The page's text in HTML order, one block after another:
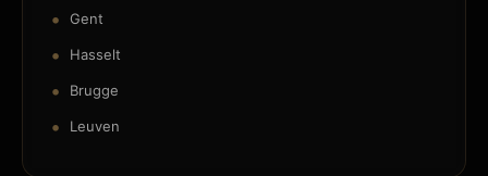
Gent
Hasselt
Brugge
Leuven